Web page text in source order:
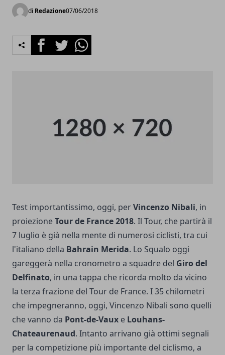
di Redazione07/06/2018
FacebookTwitterWhatsapp
Test importantissimo, oggi, perVincenzo Nibali, in
proiezioneTour de France 2018. Il Tour, che partirà il
7 luglio è già nella mente di numerosi ciclisti, tra cui
l'italiano della Bahrain Merida. Lo Squalo oggi
gareggerà nella cronometro a squadre del Giro del
Delfinato, in una tappa che ricorda molto da vicino
la terza frazione del Tour de France. I 35 chilometri
che impegneranno, oggi, Vincenzo Nibali sono quelli
che vanno da Pont-de-Vaux e Louhans-
Chateaurenaud. Intanto arrivano già ottimi segnali
per la competizione più importante del ciclismo, a